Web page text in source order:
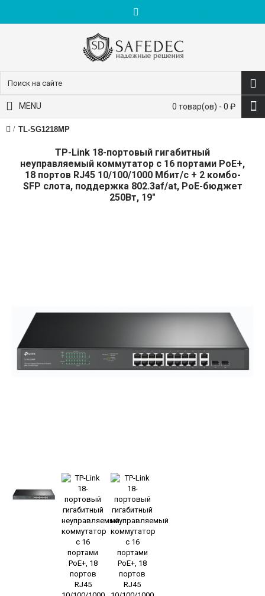
0 товар(ов) - 0 ₽
MENU
TL-SG1218MP
TP-Link 18-портовый гигабитный
неуправляемый коммутатор с 16 портами PoE+,
18 портов RJ45 10/100/1000 Мбит/с + 2 комбо-
SFP слота, поддержка 802.3af/at, PoE-бюджет
250Вт, 19"